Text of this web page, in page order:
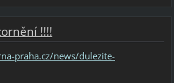
!!!!
praha.cz/news/dulezite-